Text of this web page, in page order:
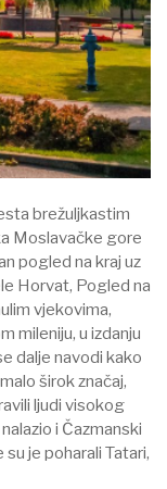
brežuljkastim
Moslavačke gore
pogled na kraj uz
Horvat, Pogled na
vjekovima,
mileniju, u izdanju
dalje navodi kako
širok značaj,
ljudi visokog
i Čazmanski
je poharali Tatari,